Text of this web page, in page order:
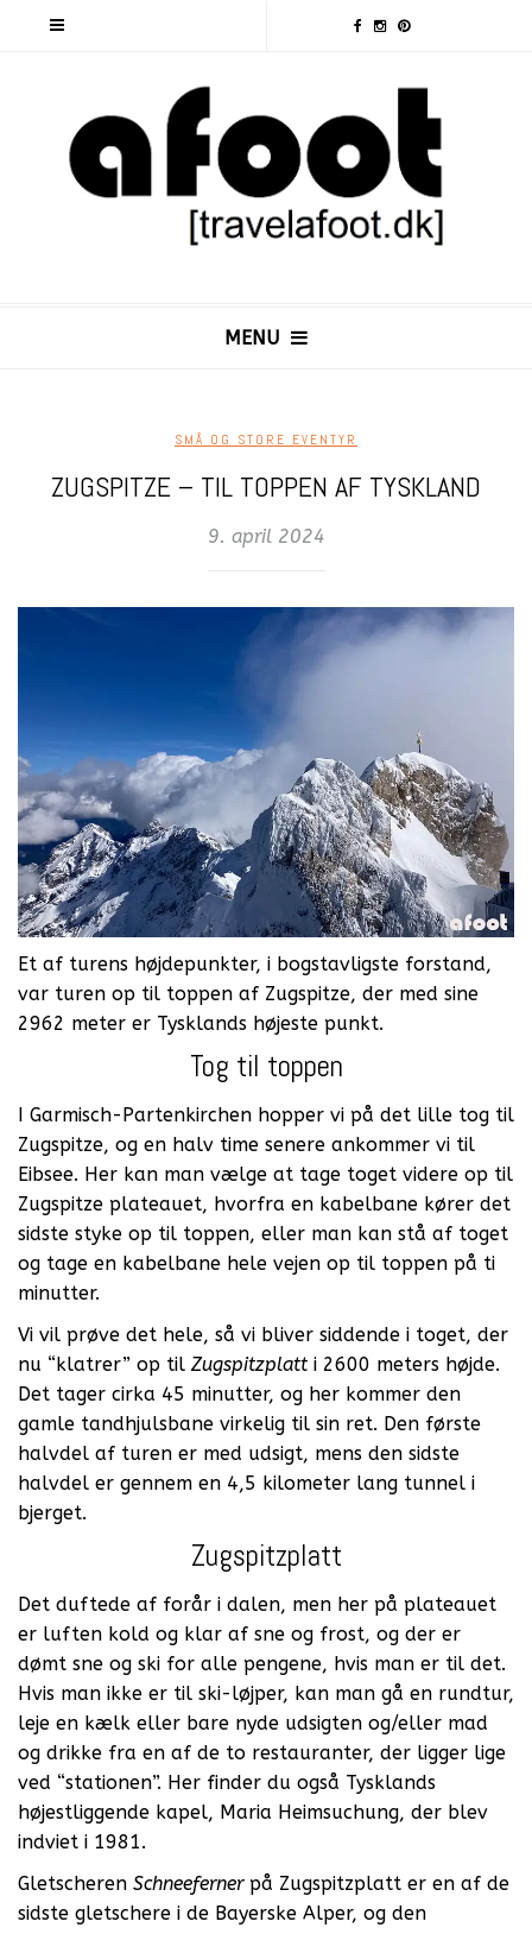
MENU
SMÅ OG STORE EVENTYR
ZUGSPITZE – TIL TOPPEN AF TYSKLAND
9. april 2024
Et af turens højdepunkter, i bogstavligste forstand,
var turen op til toppen af Zugspitze, der med sine
2962 meter er Tysklands højeste punkt.
Tog til toppen
I Garmisch-Partenkirchen hopper vi på det lille tog til
Zugspitze, og en halv time senere ankommer vi til
Eibsee. Her kan man vælge at tage toget videre op til
Zugspitze plateauet, hvorfra en kabelbane kører det
sidste styke op til toppen, eller man kan stå af toget
og tage en kabelbane hele vejen op til toppen på ti
minutter.
Vi vil prøve det hele, så vi bliver siddende i toget, der
nu “klatrer” op til Zugspitzplatt i 2600 meters højde.
Det tager cirka 45 minutter, og her kommer den
gamle tandhjulsbane virkelig til sin ret. Den første
halvdel af turen er med udsigt, mens den sidste
halvdel er gennem en 4,5 kilometer lang tunnel i
bjerget.
Zugspitzplatt
Det duftede af forår i dalen, men her på plateauet
er luften kold og klar af sne og frost, og der er
dømt sne og ski for alle pengene, hvis man er til det.
Hvis man ikke er til ski-løjper, kan man gå en rundtur,
leje en kælk eller bare nyde udsigten og/eller mad
og drikke fra en af de to restauranter, der ligger lige
ved “stationen”. Her finder du også Tysklands
højestliggende kapel, Maria Heimsuchung, der blev
indviet i 1981.
Gletscheren Schneefernerpå Zugspitzplatt er en af de
sidste gletschere i de Bayerske Alper, og den